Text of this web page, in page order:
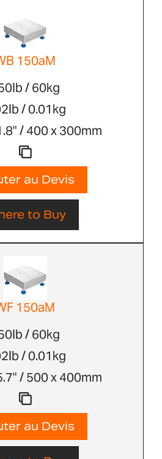
150aM
/ 60kg
/ 0.01kg
/ 400 x 300mm
au Devis
to Buy
150aM
/ 60kg
/ 0.01kg
/ 500 x 400mm
au Devis